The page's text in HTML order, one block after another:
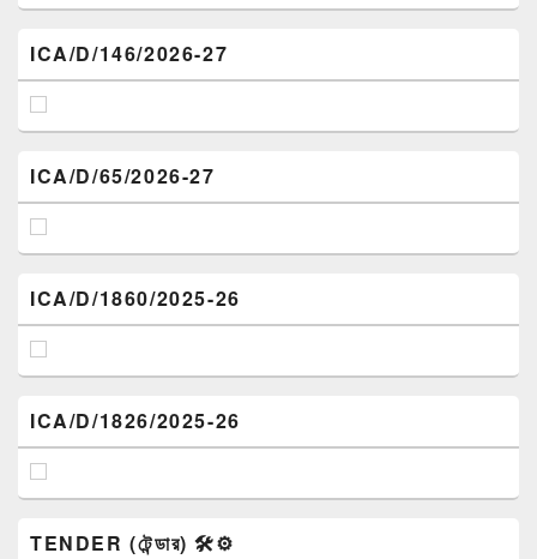
ICA/D/146/2026-27
ICA/D/65/2026-27
ICA/D/1860/2025-26
ICA/D/1826/2025-26
TENDER (টেন্ডার) 🛠️⚙️